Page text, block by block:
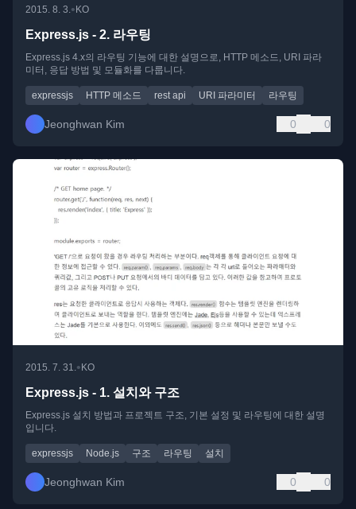
2015. 8. 3. •KO
Express.js - 2. 라우팅
Express.js 4.x의 라우팅 기능에 대한 설명으로, HTTP 메소드, URI 파라
미터, 응답 방법 및 모듈화를 다룹니다.
expressjs HTTP 메소드 rest api URI 파라미터 라우팅
Jeonghwan Kim 0 0
2015. 7. 31.• KO
Express.js - 1. 설치와 구조
Express.js 설치 방법과 프로젝트 구조, 기본 설정 및 라우팅에 대한 설명
입니다.
expressjs Node.js 구조 라우팅 설치
Jeonghwan Kim 0 0